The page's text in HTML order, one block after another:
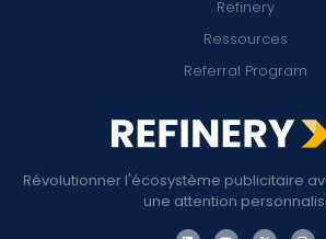
Révolutionner l'écosystème publicitaire
une attention
Refinery
Ressources
Referral Program